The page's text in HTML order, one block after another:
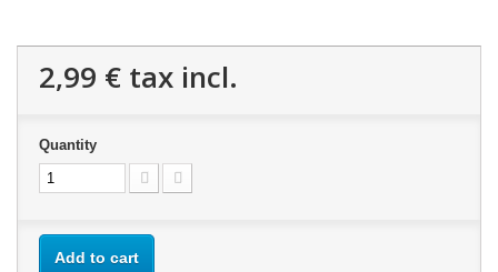
2,99 € tax incl.
Quantity
Add to cart